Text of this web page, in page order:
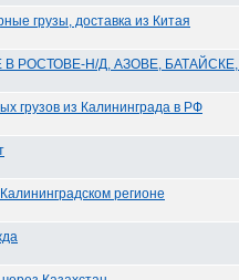
грузы, доставка из Китая
Н/Д, АЗОВЕ, БАТАЙСКЕ,
грузов из Калининграда в РФ
регионе